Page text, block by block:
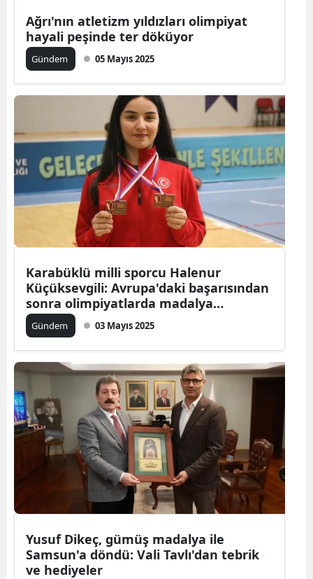
Ağrı'nın atletizm yıldızları olimpiyat
hayali peşinde ter döküyor
Gündem 05 Mayıs 2025
Karabüklü milli sporcu Halenur
Küçüksevgili: Avrupa'daki başarısından
sonra olimpiyatlarda madalya
hedefliyor
Gündem 03 Mayıs 2025
Yusuf Dikeç, gümüş madalya ile
Samsun'a döndü: Vali Tavlı'dan tebrik
ve hediyeler